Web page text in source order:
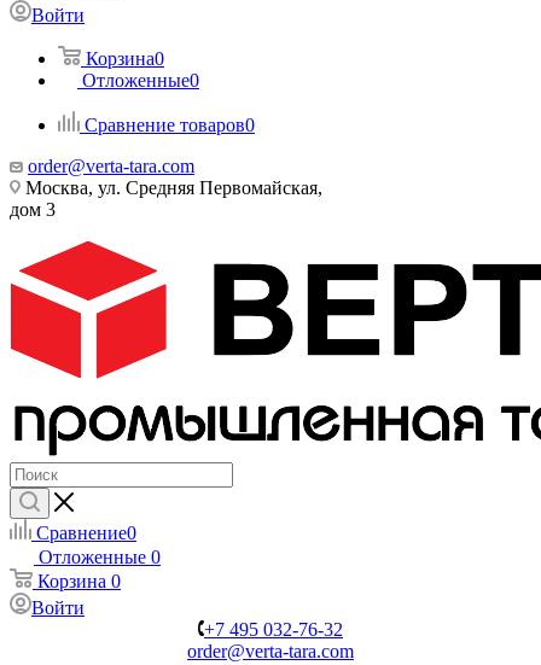
Войти
Корзина0
Отложенные0
Сравнение товаров0
order@verta-tara.com
Москва, ул. Средняя Первомайская,
дом 3
Сравнение0
Отложенные 0
Корзина 0
Войти
+7 495 032-76-32
order@verta-tara.com